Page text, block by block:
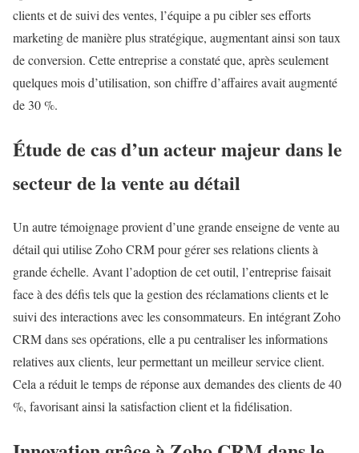
clients et de suivi des ventes, l’équipe a pu cibler ses efforts
marketing de manière plus stratégique, augmentant ainsi son taux
de conversion. Cette entreprise a constaté que, après seulement
quelques mois d’utilisation, son chiffre d’affaires avait augmenté
de 30 %.
Étude de cas d’un acteur majeur dans le
secteur de la vente au détail
Un autre témoignage provient d’une grande enseigne de vente au
détail qui utilise Zoho CRM pour gérer ses relations clients à
grande échelle. Avant l’adoption de cet outil, l’entreprise faisait
face à des défis tels que la gestion des réclamations clients et le
suivi des interactions avec les consommateurs. En intégrant Zoho
CRM dans ses opérations, elle a pu centraliser les informations
relatives aux clients, leur permettant un meilleur service client.
Cela a réduit le temps de réponse aux demandes des clients de 40
%, favorisant ainsi la satisfaction client et la fidélisation.